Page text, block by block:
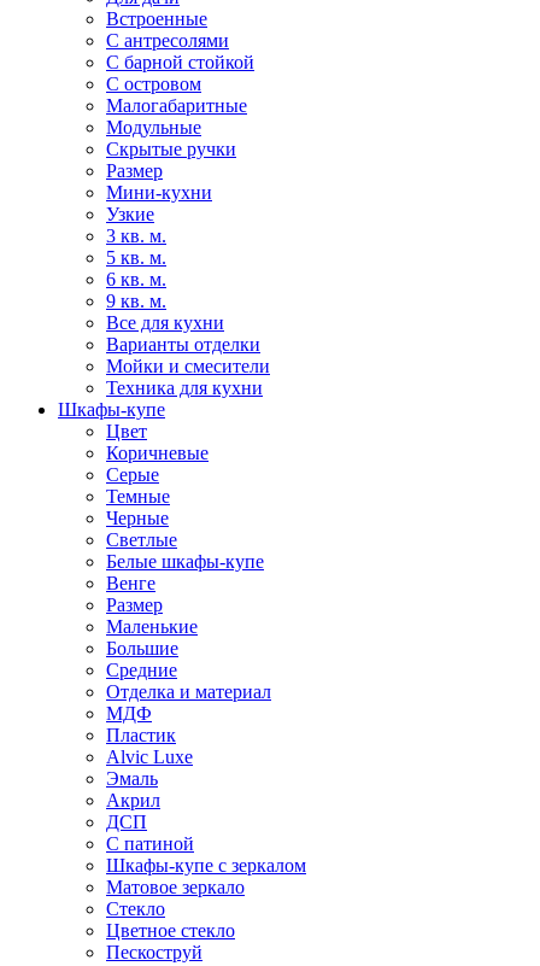
Встроенные
С антресолями
С барной стойкой
С островом
Малогабаритные
Модульные
Скрытые ручки
Размер
Мини-кухни
Узкие
3 кв. м.
5 кв. м.
6 кв. м.
9 кв. м.
Все для кухни
Варианты отделки
Мойки и смесители
Техника для кухни
Шкафы-купе
Цвет
Коричневые
Серые
Темные
Черные
Светлые
Белые шкафы-купе
Венге
Размер
Маленькие
Большие
Средние
Отделка и материал
МДФ
Пластик
Alvic Luxe
Эмаль
Акрил
ДСП
С патиной
Шкафы-купе с зеркалом
Матовое зеркало
Стекло
Цветное стекло
Пескоструй